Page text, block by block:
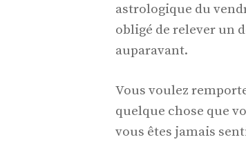
astrologique du
obligé de relever un
auparavant.
Vous voulez
quelque chose que
vous êtes jamais